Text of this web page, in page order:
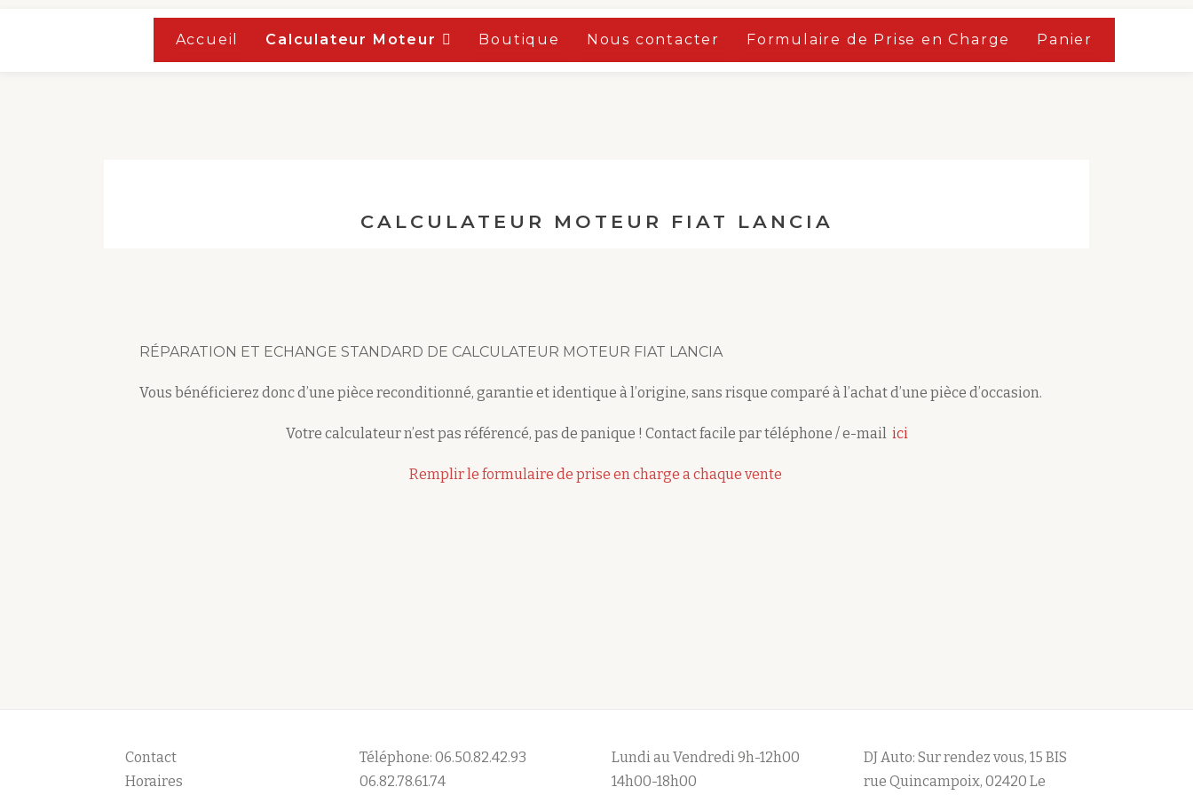
Calculateur moteur Fiat Lancia
Accueil Calculateur Moteur Boutique Nous contacter Formulaire de Prise en Charge Panier
Calculateur moteur Fiat Lancia
CALCULATEUR MOTEUR FIAT LANCIA
RÉPARATION ET ECHANGE STANDARD DE CALCULATEUR MOTEUR FIAT LANCIA
Vous bénéficierez donc d’une pièce reconditionné, garantie etidentique à l’origine, sans risque comparé à l’achat d’une pièce d’occasion.
Votre calculateur n’est pas référencé, pas de panique ! Contact facile par téléphone / e-mail ici
Remplir le formulaire de prise en charge a chaque vente
Contact
Horaires
Téléphone: 06.50.82.42.93
06.82.78.61.74
Lundi au Vendredi 9h-12h00
14h00-18h00
DJ Auto: Sur rendez vous, 15 BIS
rue Quincampoix, 02420 Le